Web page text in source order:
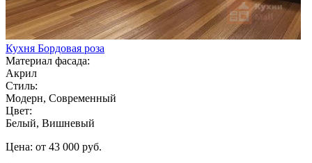
Кухня Бордовая роза
Материал фасада:
Акрил
Стиль:
Модерн, Современный
Цвет:
Белый, Вишневый
Цена: от 43 000 руб.